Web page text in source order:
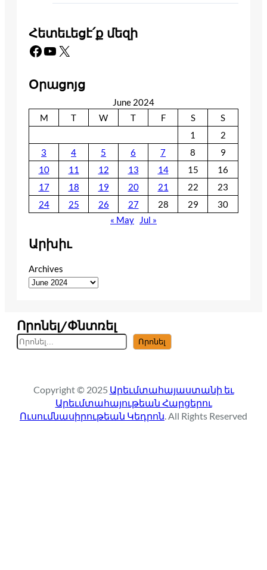
Հետեւեցէ՛ք մեզի
Facebook YouTube X
Օրացոյց
June 2024
M
T W T F S
S
1
2
3
4 5 6 7 8
9
10
11 12 13 14 15
16
17
18 19 20 21 22
23
24
25 26 27 28 29
30
« May
Jul »
Արխիւ
Archives
Որոնել/Փնտռել
S
e
c
h
Որոնել
Copyright © 2025 Արեւմտահայաստանի եւ
Արեւմտահայութեան Հարցերու
Ուսումնասիրութեան Կեդրոն. All Rights Reserved